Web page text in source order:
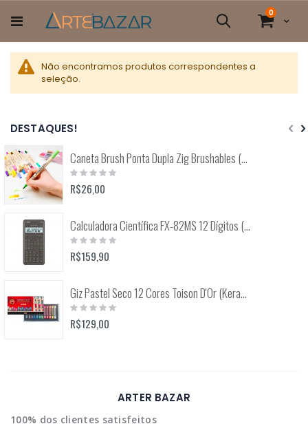
para
o
conteúdo
Cart
0itens
Pesquisa
Não encontramos produtos correspondentes a
seleção.
DESTAQUES!
Caneta Brush Ponta Dupla Zig Brushables (Kuretake)
Rating:
0%
R$26,00
Calculadora Científica FX-82MS 12 Dígitos (Casio)
Rating:
0%
R$159,90
Giz Pastel Seco 12 Cores Toison D'Or (Keramik) 8512
Rating:
0%
R$129,00
ARTER BAZAR
100% dos clientes satisfeitos